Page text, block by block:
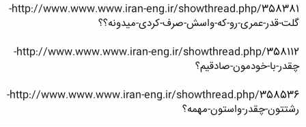
http://www.www.www.iran-eng.ir/showthread.php/358381-
گلت-قدر-عمری-رو-که-واسش-صرف-کردی-میدونه؟؟
http://www.www.www.iran-eng.ir/showthread.php/358112-
چقدر-با-خودمون-صادقیم؟
http://www.www.www.iran-eng.ir/showthread.php/358536-
رشتتون-چقدر-واستون-مهمه؟